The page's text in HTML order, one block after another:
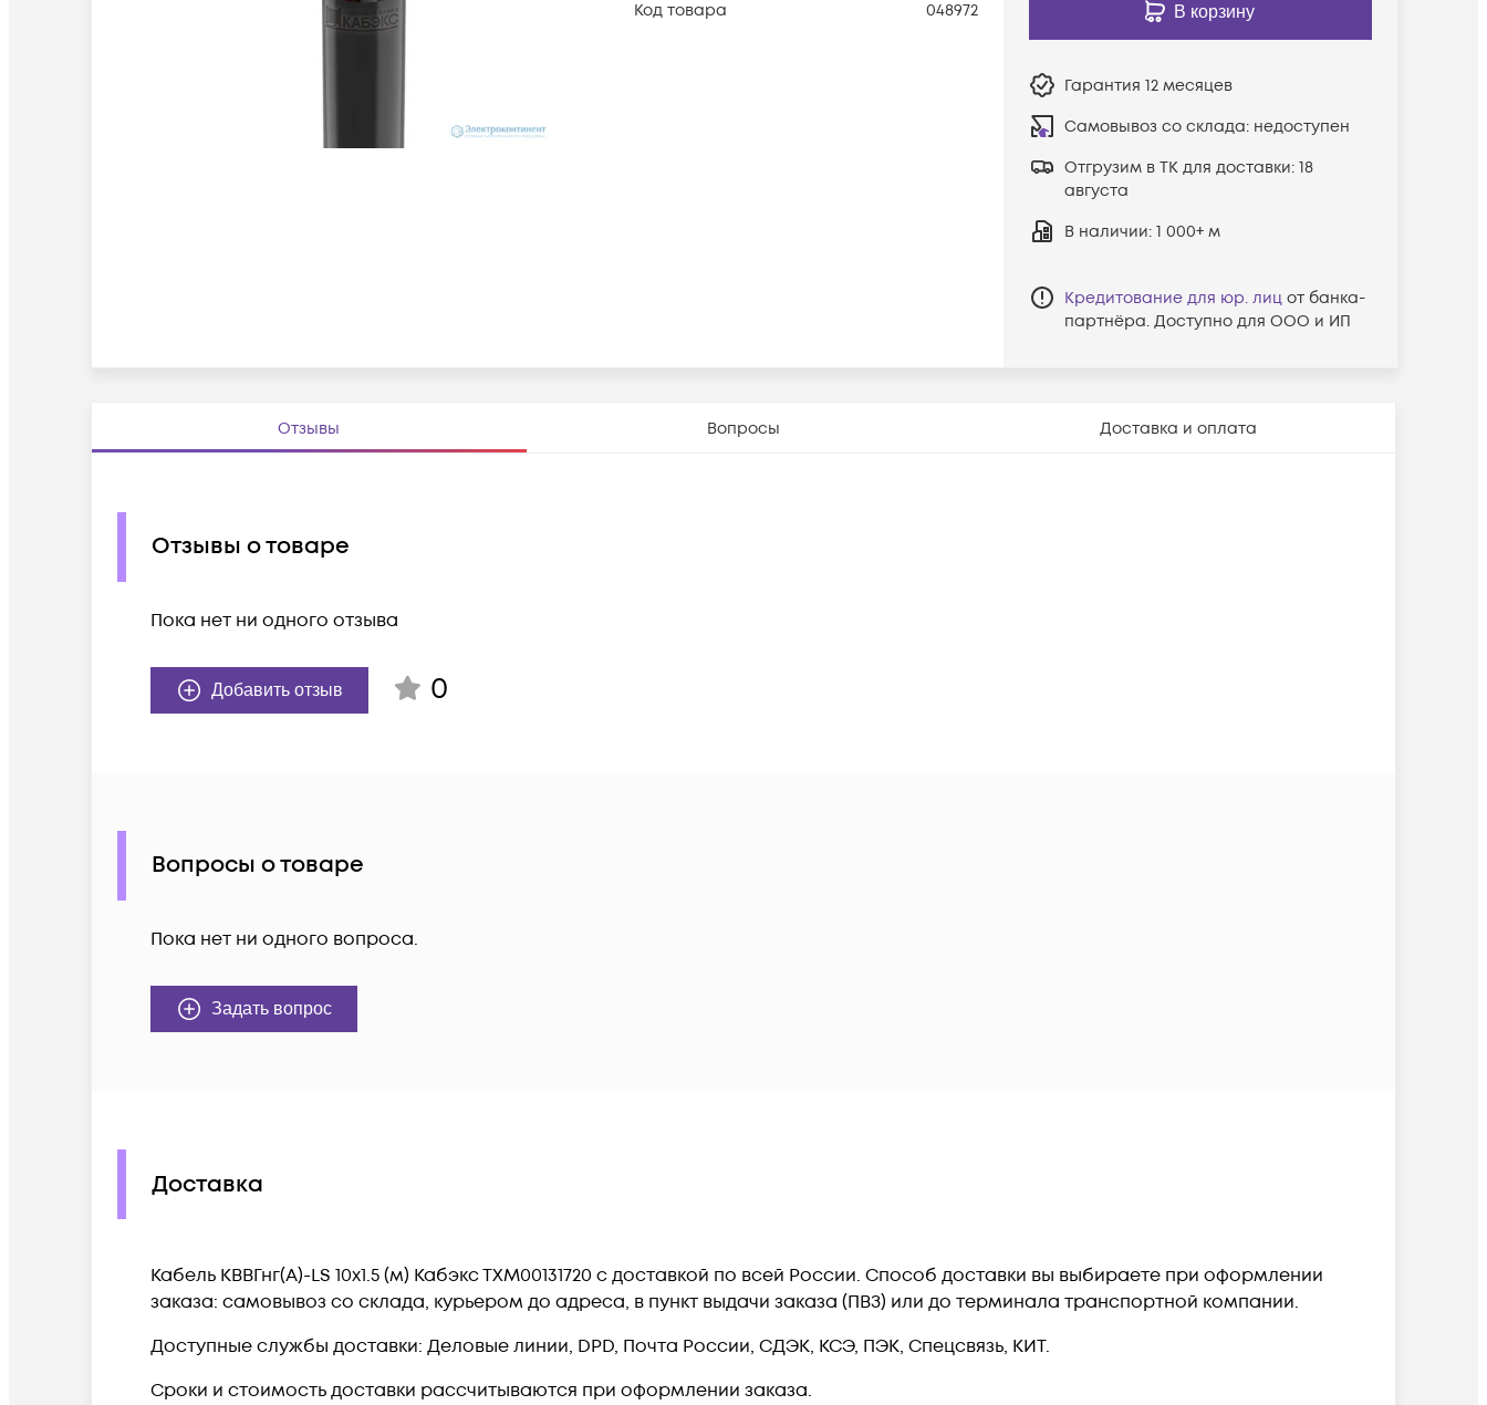
Код товара
048972 В корзину
Гарантия 12 месяцев
Самовывоз со склада: недоступен
Отгрузим в ТК для доставки: 18
августа
В наличии: 1 000+ м
Кредитование для юр. лиц от банка-
партнёра. Доступно для ООО и ИП
Отзывы Вопросы Доставка и оплата
Отзывы о товаре
Пока нет ни одного отзыва
Добавить отзыв 0
Вопросы о товаре
Пока нет ни одного вопроса.
Задать вопрос
Доставка
Кабель КВВГнг(А)-LS 10х1.5 (м) Кабэкс ТХМ00131720 c доставкой по всей России. Способ доставки вы выбираете при оформлении
заказа: самовывоз со склада, курьером до адреса, в пункт выдачи заказа (ПВЗ) или до терминала транспортной компании.
Доступные службы доставки: Деловые линии, DPD, Почта России, СДЭК, КСЭ, ПЭК, Спецсвязь, КИТ.
Сроки и стоимость доставки рассчитываются при оформлении заказа.